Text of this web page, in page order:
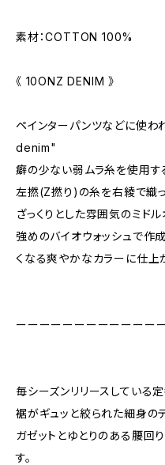
素材：COTTON 100%
《 10ONZ DENIM 》
ペインターパンツなどに使
denim"
癖の少ない弱ムラ糸を使用す
左撚(Z撚り)の糸を右綾で織
ざっくりとした雰囲気のミドル
強めのバイオウォッシュで
くなる爽やかなカラーに仕上
ーーーーーーーーーーーー
毎シーズンリリースしてい
裾がギュッと絞られた細身の
ガゼットとゆとりのある腰回
す。